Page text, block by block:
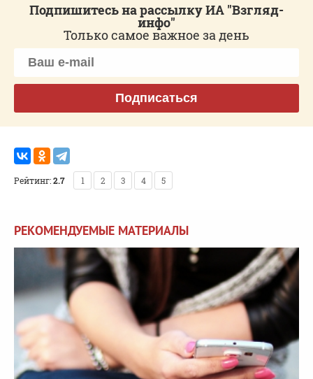
Подпишитесь на рассылку ИА "Взгляд-
инфо"
Только самое важное за день
Подписаться
Рейтинг:2.7 1 2 3 4 5
РЕКОМЕНДУЕМЫЕ МАТЕРИАЛЫ